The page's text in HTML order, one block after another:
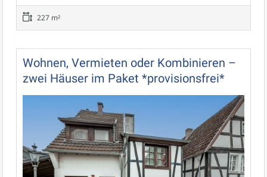
227 m²
Wohnen, Vermieten oder Kombinieren –
zwei Häuser im Paket *provisionsfrei*